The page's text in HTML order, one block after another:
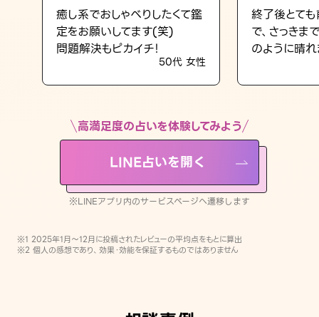
占い記事
LINE占いを開く
※LINEアプリ内のサービスページへ遷移します
癒し系でおしゃべりしたくて鑑
定をお願いしてます(笑)
問題解決もピカイチ！
50代 女性
終了後とて
で、さっき
のように晴れ
高満足度の占いを体験してみよう
LINE占いを開く
※LINEアプリ内のサービスページへ遷移します
※1 2025年1月〜12月に投稿されたレビューの平均点をもとに算出
※2 個人の感想であり、効果・効能を保証するものではありません